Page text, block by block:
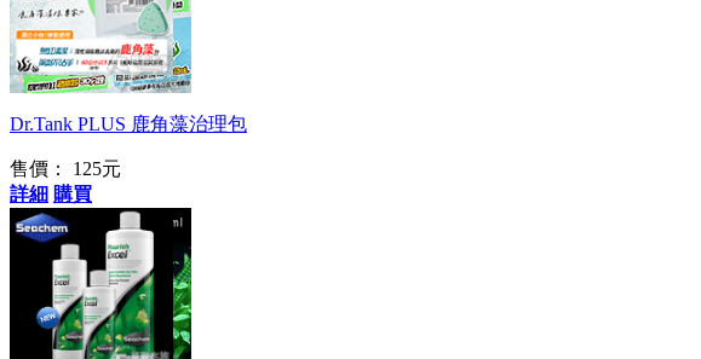
絲狀藻等常見藻類用
這款
Dr.Tank PLUS 鹿角藻治理包
售價： 125元
詳細 購買
不含磷酸鹽、硝酸鹽